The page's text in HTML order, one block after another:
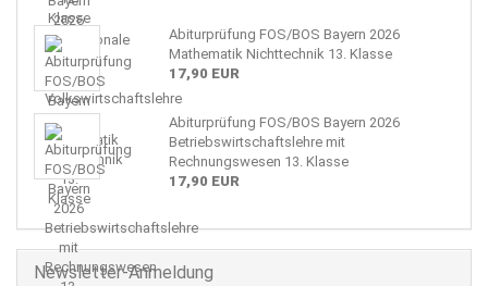
Abiturprüfung FOS/BOS Bayern 2026
Mathematik Nichttechnik 13. Klasse
17,90 EUR
Abiturprüfung FOS/BOS Bayern 2026
Betriebswirtschaftslehre mit
Rechnungswesen 13. Klasse
17,90 EUR
Newsletter-Anmeldung